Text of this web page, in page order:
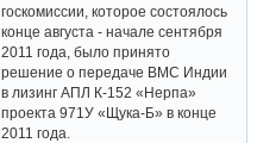
госкомиссии, которое состоялось
конце августа - начале сентября
2011 года, было принято
решение о передаче ВМС Индии
в лизинг АПЛ К-152 «Нерпа»
проекта 971У «Щука-Б» в конце
2011 года.